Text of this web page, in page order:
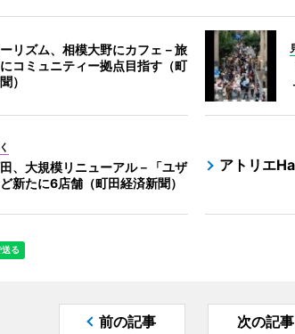
リズム、相模大野にカフェ－旅
コミュニティー拠点目指す（町
）
、大規模リニューアル－「ユザ
新たに6店舗（町田経済新聞）
アトリエ
前の記事 次の記事